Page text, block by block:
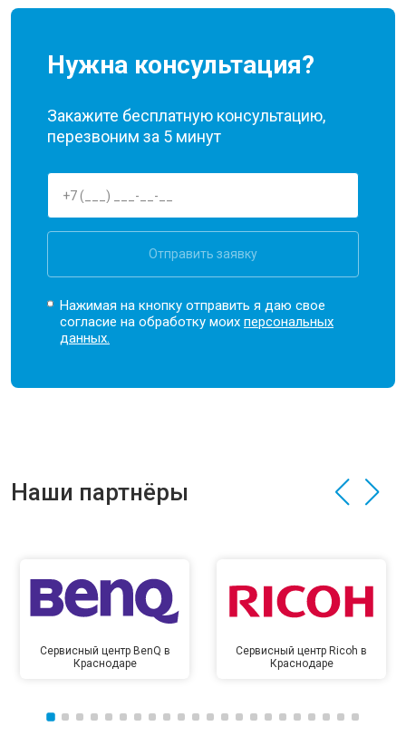
Нужна консультация?
Закажите бесплатную консультацию,
перезвоним за 5 минут
Отправить заявку
Нажимая на кнопку отправить я даю свое
согласие на обработку моихперсональных
данных.
Наши партнёры
Сервисный центр BenQ в
Краснодаре
Сервисный центр Ricoh в
Краснодаре